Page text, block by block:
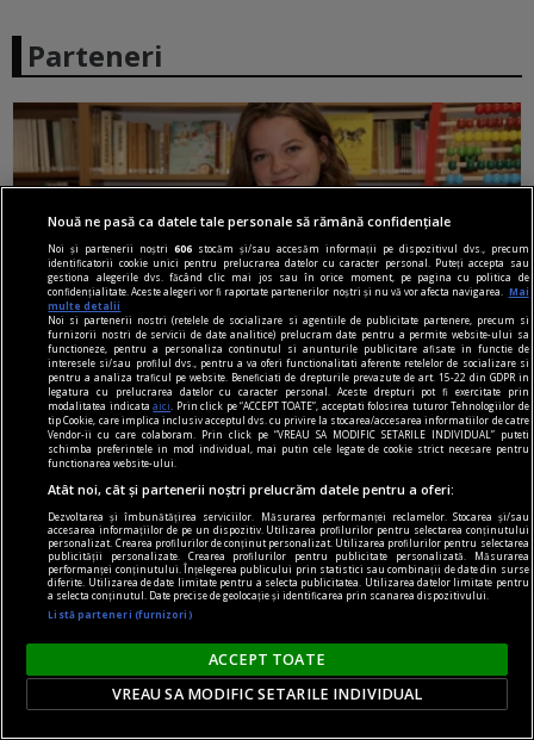
Parteneri
Reacția învățătoarei care a luat 4,90 la
titularizare: „M-a trecut din iad în rai”. La ce notă
a ajuns după contestație
O tânără învățătoare din Sibiu a trecut de la
disperare la bucurie după examenul de
titularizare. Ea primit inițial nota 4,90, dar după
contestație lucrarea i-a fost reevaluată.
Creșterea de 3,80 puncte este cea mai mare
înregistrată în județ la această sesiune.
Nouă ne pasă ca datele tale personale să rămână confidențiale
Noi și partenerii noștri606 stocăm și/sau accesăm informații pe dispozitivul dvs., precum
identificatorii cookie unici pentru prelucrarea datelor cu caracter personal. Puteți accepta sau
gestiona alegerile dvs. făcând clic mai jos sau în orice moment, pe pagina cu politica de
confidențialitate. Aceste alegeri vor fi raportate partenerilor noștri și nu vă vor afecta navigarea.
Mai
multe detalii
Noi si partenerii nostri (retelele de socializare si agentiile de publicitate partenere, precum si
furnizorii nostri de servicii de date analitice) prelucram date pentru a permite website-ului sa
functioneze, pentru a personaliza continutul si anunturile publicitare afisate in functie de
interesele si/sau profilul dvs., pentru a va oferi functionalitati aferente retelelor de socializare si
pentru a analiza traficul pe website. Beneficiati de drepturile prevazute de art. 15-22 din GDPR in
legatura cu prelucrarea datelor cu caracter personal. Aceste drepturi pot fi exercitate prin
modalitatea indicataaici
. Prin click pe “ACCEPT TOATE”, acceptati folosirea tuturor Tehnologiilor de
tip Cookie, care implica inclusiv acceptul dvs. cu privire la stocarea/accesarea informatiilor de catre
Vendor-ii cu care colaboram. Prin click pe “VREAU SA MODIFIC SETARILE INDIVIDUAL” puteti
schimba preferintele in mod individual, mai putin cele legate de cookie strict necesare pentru
functionarea website-ului.
Atât noi, cât și partenerii noștri prelucrăm datele pentru a oferi:
Dezvoltarea și îmbunătățirea serviciilor. Măsurarea performanței reclamelor. Stocarea și/sau
accesarea informațiilor de pe un dispozitiv. Utilizarea profilurilor pentru selectarea conținutului
personalizat. Crearea profilurilor de conținut personalizat. Utilizarea profilurilor pentru selectarea
publicității personalizate. Crearea profilurilor pentru publicitate personalizată. Măsurarea
performanței conținutului. Înțelegerea publicului prin statistici sau combinații de date din surse
diferite. Utilizarea de date limitate pentru a selecta publicitatea. Utilizarea datelor limitate pentru
a selecta conținutul. Date precise de geolocație și identificarea prin scanarea dispozitivului.
Listă parteneri (furnizori)
ACCEPT TOATE
VREAU SA MODIFIC SETARILE INDIVIDUAL